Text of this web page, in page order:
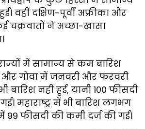
वहीं दक्षिण-पूर्वी अफ्रीका और
चक्रवातों ने अच्छा-खासा
में सामान्य से कम बारिश
और गोवा में जनवरी और फरवरी
नहीं हुई, यानी 100 फीसदी
महाराष्ट्र में भी बारिश लगभग
99 फीसदी की कमी दर्ज की गई।